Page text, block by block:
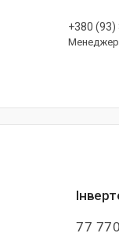
+380
Менеджер
77